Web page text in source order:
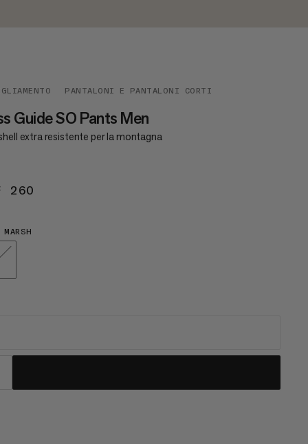
PANTALONI E PANTALONI CORTI
Guide SO Pants Men
extra resistente per la montagna
260
MARSH